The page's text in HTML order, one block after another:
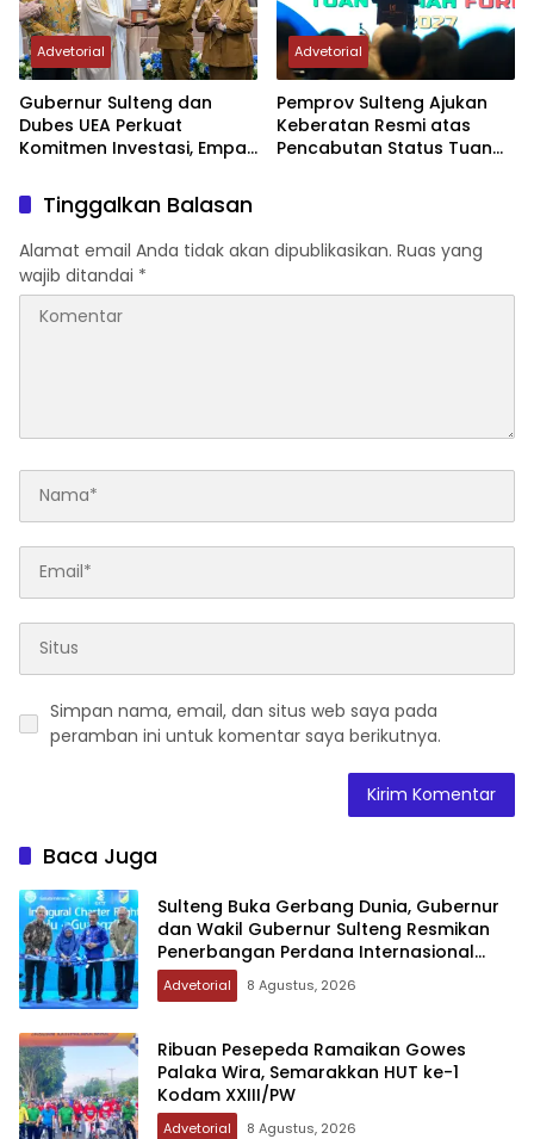
Advetorial
Gubernur Sulteng dan
Dubes UEA Perkuat
Komitmen Investasi, Empat
Advetorial
Pemprov Sulteng Ajukan
Keberatan Resmi atas
Pencabutan Status Tuan
Tinggalkan Balasan
Alamat email Anda tidak akan dipublikasikan. Ruas yang
wajib ditandai *
Simpan nama, email, dan situs web saya pada
peramban ini untuk komentar saya berikutnya.
Baca Juga
Sulteng Buka Gerbang Dunia, Gubernur
dan Wakil Gubernur Sulteng Resmikan
Penerbangan Perdana Internasional
Palu-Guangzhou
Advetorial 8 Agustus, 2026
Ribuan Pesepeda Ramaikan Gowes
Palaka Wira, Semarakkan HUT ke-1
Kodam XXIII/PW
Advetorial 8 Agustus, 2026